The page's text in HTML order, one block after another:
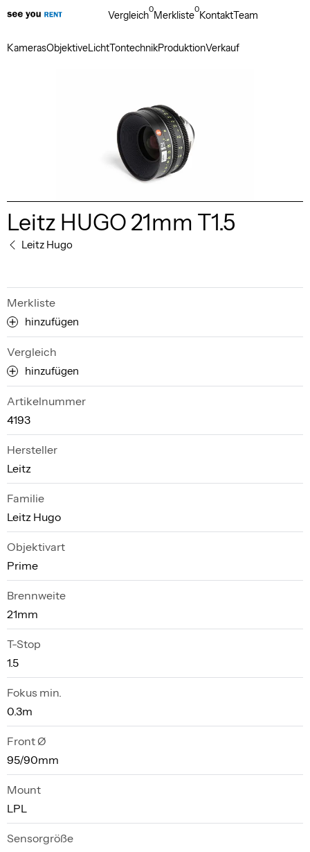
KamerasObjektiveLichtTontechnikProduktionVerkauf
Vergleich0Merkliste0KontaktTeam
Leitz HUGO 21mm T1.5
Leitz Hugo
Merkliste
hinzufügen
Vergleich
hinzufügen
Artikelnummer
4193
Hersteller
Leitz
Familie
Leitz Hugo
Objektivart
Prime
Brennweite
21mm
T-Stop
1.5
Fokus min.
0.3m
Front Ø
95/90mm
Mount
LPL
Sensorgröße